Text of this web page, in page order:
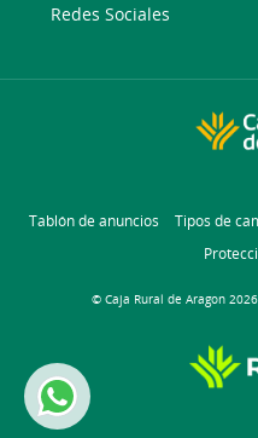
Redes Sociales
Tablón de anuncios Tipos de
© Caja Rural de Aragon